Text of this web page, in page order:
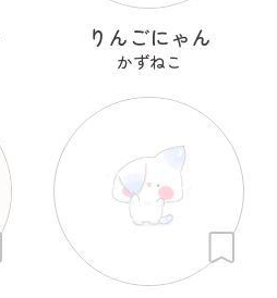
りんごにゃん
かずねこ